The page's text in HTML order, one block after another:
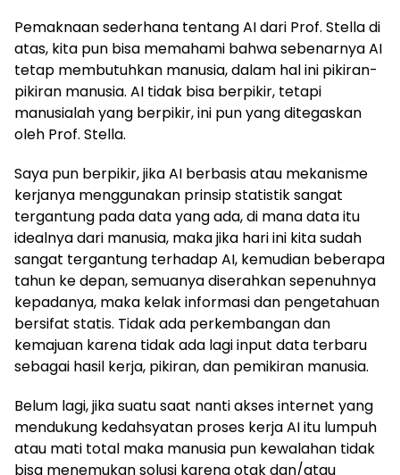
Pemaknaan sederhana tentang AI dari Prof. Stella di
atas, kita pun bisa memahami bahwa sebenarnya AI
tetap membutuhkan manusia, dalam hal ini pikiran-
pikiran manusia. AI tidak bisa berpikir, tetapi
manusialah yang berpikir, ini pun yang ditegaskan
oleh Prof. Stella.
Saya pun berpikir, jika AI berbasis atau mekanisme
kerjanya menggunakan prinsip statistik sangat
tergantung pada data yang ada, di mana data itu
idealnya dari manusia, maka jika hari ini kita sudah
sangat tergantung terhadap AI, kemudian beberapa
tahun ke depan, semuanya diserahkan sepenuhnya
kepadanya, maka kelak informasi dan pengetahuan
bersifat statis. Tidak ada perkembangan dan
kemajuan karena tidak ada lagi input data terbaru
sebagai hasil kerja, pikiran, dan pemikiran manusia.
Belum lagi, jika suatu saat nanti akses internet yang
mendukung kedahsyatan proses kerja AI itu lumpuh
atau mati total maka manusia pun kewalahan tidak
bisa menemukan solusi karena otak dan/atau